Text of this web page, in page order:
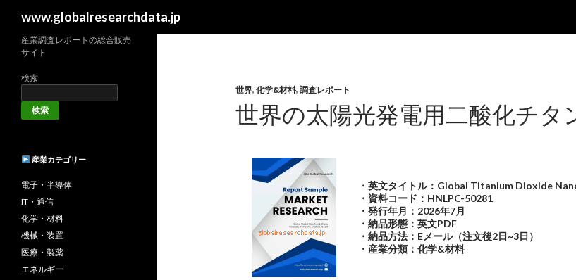
www.globalresearchdata.jp
世界,化学&材料,調査レポート
世界の太陽光発電用二酸化チタ
・英文タイトル：Global Titanium Dioxide
・資料コード：HNLPC-50281
・発行年月：2026年7月
・納品形態：英文PDF
・納品方法：Eメール（注文後2日~3日）
・産業分類：化学&材料
産業調査レポートの総合販売
サイト
検索
検索
産業カテゴリー
電子・半導体
IT・通信
化学・材料
機械・装置
医療・製薬
エネルギー